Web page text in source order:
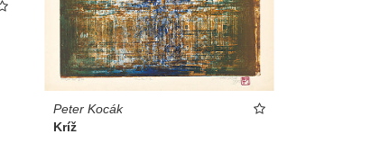
Peter Kocák
Kríž